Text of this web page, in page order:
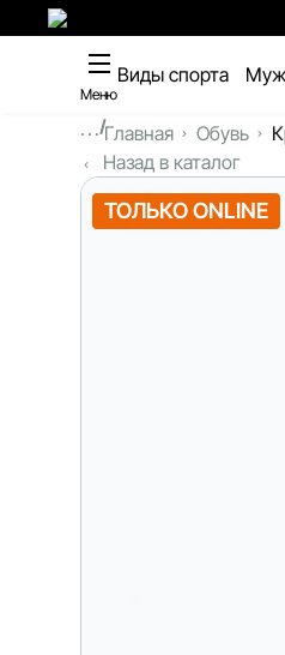
Меню
Виды спорта
...Главная Обувь
Назад в каталог
ТОЛЬКО ONLINE